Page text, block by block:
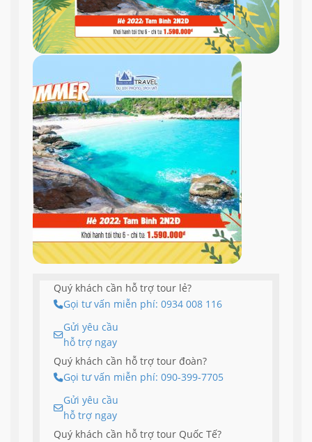
Quý khách cần hỗ trợ tour lẻ?
Gọi tư vấn miễn phí: 0934 008 116
Gửi yêu cầu
hỗ trợ ngay
Quý khách cần hỗ trợ tour đoàn?
Gọi tư vấn miễn phí: 090-399-7705
Gửi yêu cầu
hỗ trợ ngay
Quý khách cần hỗ trợ tour Quốc Tế?